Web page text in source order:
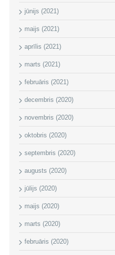
jūnijs (2021)
maijs (2021)
aprīlis (2021)
marts (2021)
februāris (2021)
decembris (2020)
novembris (2020)
oktobris (2020)
septembris (2020)
augusts (2020)
jūlijs (2020)
maijs (2020)
marts (2020)
februāris (2020)